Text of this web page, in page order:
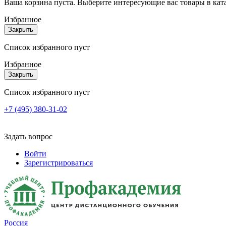
Ваша корзина пуста. Выберите интересующие вас товары в
Избранное
Закрыть
Список избранного пуст
Избранное
Закрыть
Список избранного пуст
+7 (495) 380-31-02
Задать вопрос
Войти
Зарегистрироваться
Россия